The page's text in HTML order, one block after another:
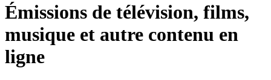
Émissions de télévision, films,
musique et autre contenu en
ligne